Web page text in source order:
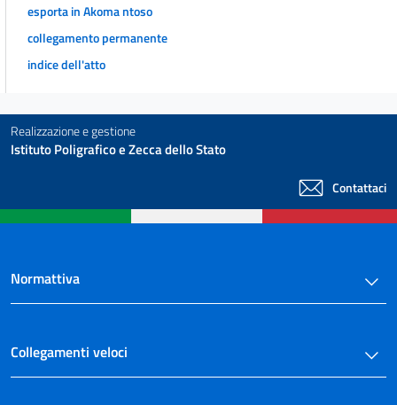
esporta in Akoma ntoso
collegamento permanente
indice dell'atto
Realizzazione e gestione
Istituto Poligrafico e Zecca dello Stato
Contattaci
Normattiva
Collegamenti veloci